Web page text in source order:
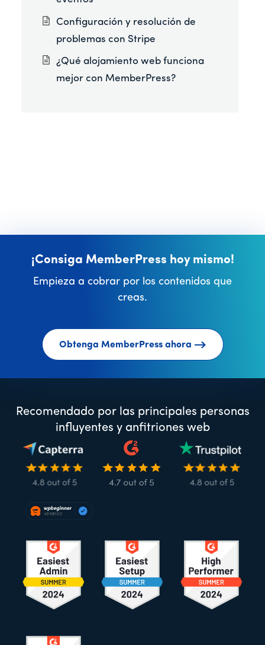
Configuración y resolución de
problemas con Stripe
¿Qué alojamiento web funciona
mejor con MemberPress?
¡Consiga MemberPress hoy mismo!
Empieza a cobrar por los contenidos que
creas.
Obtenga MemberPress ahora
Recomendado por las principales personas
influyentes y anfitriones web